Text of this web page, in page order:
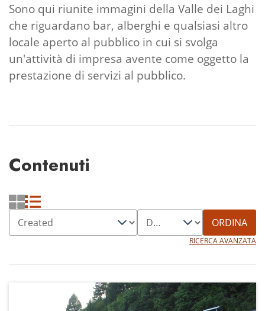
Sono qui riunite immagini della Valle dei Laghi
che riguardano bar, alberghi e qualsiasi altro
locale aperto al pubblico in cui si svolga
un'attività di impresa avente come oggetto la
prestazione di servizi al pubblico.
Contenuti
ORDINA
RICERCA AVANZATA